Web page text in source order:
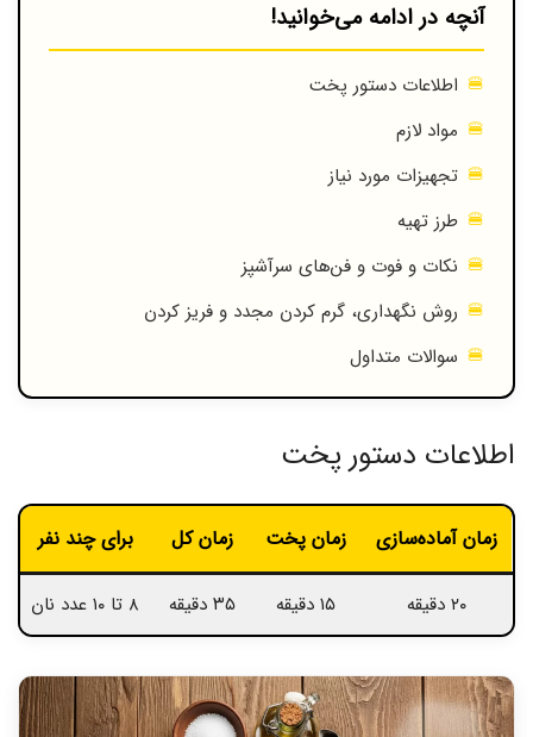
آنچه در ادامه می‌خوانید!
اطلاعات دستور پخت
مواد لازم
تجهیزات مورد نیاز
طرز تهیه
نکات و فوت و فن‌های سرآشپز
روش نگهداری، گرم کردن مجدد و فریز کردن
سوالات متداول
اطلاعات دستور پخت
زمان آماده‌سازی زمان پخت زمان کل برای چند نفر
۲۰ دقیقه ۱۵ دقیقه ۳۵ دقیقه ۸ تا ۱۰ عدد نان